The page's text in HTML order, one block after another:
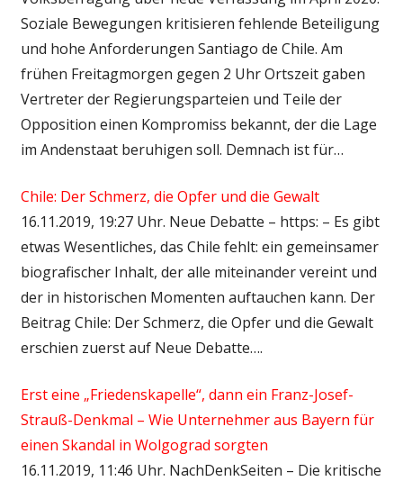
Soziale Bewegungen kritisieren fehlende Beteiligung
und hohe Anforderungen Santiago de Chile. Am
frühen Freitagmorgen gegen 2 Uhr Ortszeit gaben
Vertreter der Regierungsparteien und Teile der
Opposition einen Kompromiss bekannt, der die Lage
im Andenstaat beruhigen soll. Demnach ist für…
Chile: Der Schmerz, die Opfer und die Gewalt
16.11.2019, 19:27 Uhr. Neue Debatte – https: – Es gibt
etwas Wesentliches, das Chile fehlt: ein gemeinsamer
biografischer Inhalt, der alle miteinander vereint und
der in historischen Momenten auftauchen kann. Der
Beitrag Chile: Der Schmerz, die Opfer und die Gewalt
erschien zuerst auf Neue Debatte….
Erst eine „Friedenskapelle“, dann ein Franz-Josef-
Strauß-Denkmal – Wie Unternehmer aus Bayern für
einen Skandal in Wolgograd sorgten
16.11.2019, 11:46 Uhr. NachDenkSeiten – Die kritische